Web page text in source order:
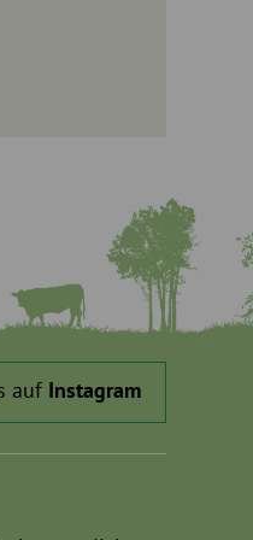
auf Instagram